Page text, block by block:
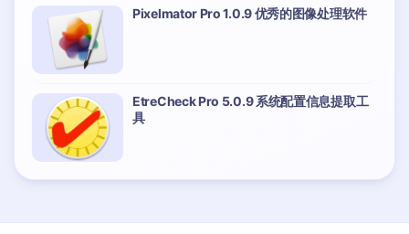
Pixelmator Pro 1.0.9 优秀的图像处理软件
EtreCheck Pro 5.0.9 系统配置信息提取工
具